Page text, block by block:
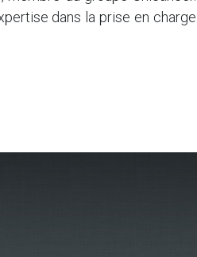
dans la prise en charge